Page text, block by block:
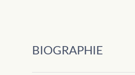
BIOGRAPHIE